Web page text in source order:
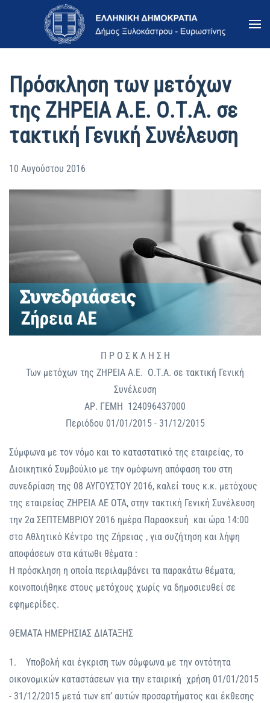
Skip to main content
Πρόσκληση των μετόχων
της ΖΗΡΕΙΑ Α.Ε. Ο.Τ.Α. σε
τακτική Γενική Συνέλευση
10 Αυγούστου 2016
Π Ρ Ο Σ Κ Λ Η Σ Η
Των μετόχων της ΖΗΡΕΙΑ Α.Ε. Ο.Τ.Α. σε τακτική Γενική
Συνέλευση
ΑΡ. ΓΕΜΗ 124096437000
Περιόδου 01/01/2015 - 31/12/2015
Σύμφωνα με τον νόμο και το καταστατικό της εταιρείας, το
Διοικητικό Συμβούλιο με την ομόφωνη απόφαση του στη
συνεδρίαση της 08 ΑΥΓΟΥΣΤΟΥ 2016, καλεί τους κ.κ. μετόχους
της εταιρείας ΖΗΡΕΙΑ ΑΕ ΟΤΑ, στην τακτική Γενική Συνέλευση
την 2α ΣΕΠΤΕΜΒΡΙΟΥ 2016 ημέρα Παρασκευή και ώρα 14:00
στο Αθλητικό Κέντρο της Ζήρειας , για συζήτηση και λήψη
αποφάσεων στα κάτωθι θέματα :
Η πρόσκληση η οποία περιλαμβάνει τα παρακάτω θέματα,
κοινοποιήθηκε στους μετόχους χωρίς να δημοσιευθεί σε
εφημερίδες.
ΘΕΜΑΤΑ ΗΜΕΡΗΣΙΑΣ ΔΙΑΤΑΞΗΣ
1. Υποβολή και έγκριση των σύμφωνα με την οντότητα
οικονομικών καταστάσεων για την εταιρική χρήση 01/01/2015
- 31/12/2015 μετά των επ’ αυτών προσαρτήματος και έκθεσης